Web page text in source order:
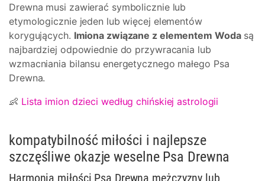
Drewna musi zawierać symbolicznie lub
etymologicznie jeden lub więcej elementów
korygujących. Imiona związane z elementem Wodasą
najbardziej odpowiednie do przywracania lub
wzmacniania bilansu energetycznego małego Psa
Drewna.
👶 Lista imion dzieci według chińskiej astrologii
kompatybilność miłości i najlepsze
szczęśliwe okazje weselne Psa Drewna
Harmonia miłości Psa Drewna mężczyzny lub